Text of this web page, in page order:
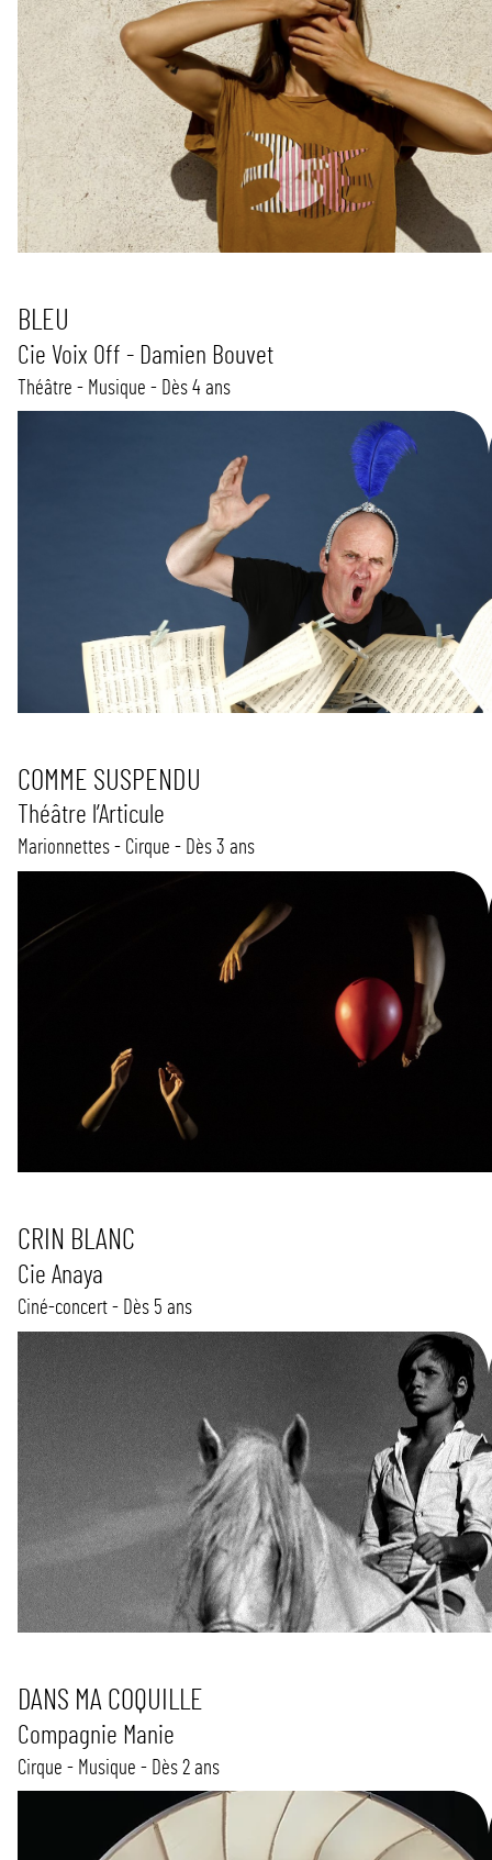
BLEU
Cie Voix Off - Damien Bouvet
Théâtre - Musique - Dès 4 ans
COMME SUSPENDU
Théâtre l’Articule
Marionnettes - Cirque - Dès 3 ans
CRIN BLANC
Cie Anaya
Ciné-concert - Dès 5 ans
DANS MA COQUILLE
Compagnie Manie
Cirque - Musique - Dès 2 ans